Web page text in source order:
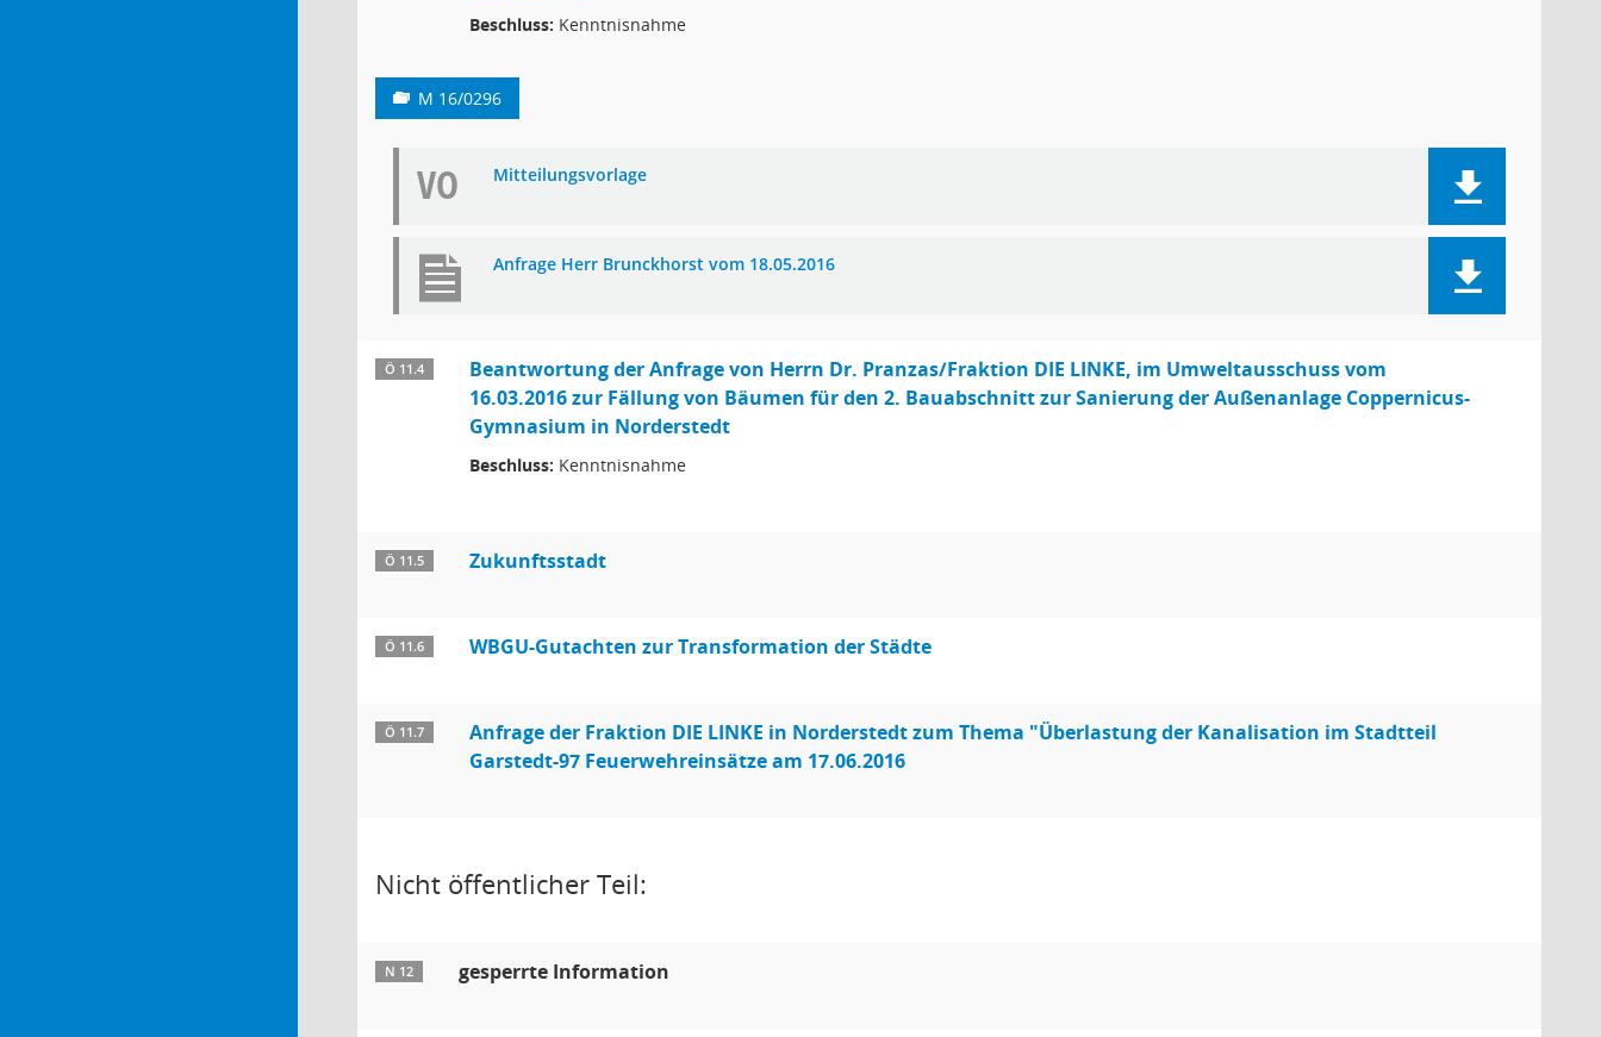
Beschluss: Kenntnisnahme
M 16/0296
VO Mitteilungsvorlage
Anfrage Herr Brunckhorst vom 18.05.2016
Ö 11.4
Beantwortung der Anfrage von Herrn Dr. Pranzas/Fraktion DIE LINKE, im Umweltausschuss vom
16.03.2016 zur Fällung von Bäumen für den 2. Bauabschnitt zur Sanierung der Außenanlage Coppernicus-
Gymnasium in Norderstedt
Beschluss: Kenntnisnahme
Ö 11.5 Zukunftsstadt
Ö 11.6 WBGU-Gutachten zur Transformation der Städte
Ö 11.7
Anfrage der Fraktion DIE LINKE in Norderstedt zum Thema "Überlastung der Kanalisation im Stadtteil
Garstedt-97 Feuerwehreinsätze am 17.06.2016
Nicht öffentlicher Teil:
N 12 gesperrte Information